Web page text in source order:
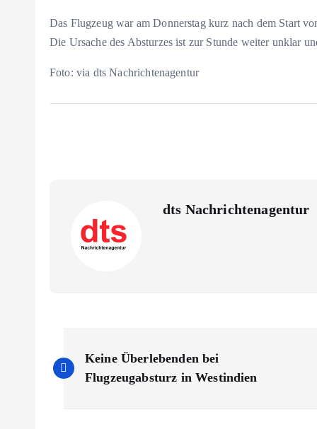
Das Flugzeug war am Donnerstag kurz nach dem Start
Die Ursache des Absturzes ist zur Stunde weiter unklar
Foto: via dts Nachrichtenagentur
dts Nachrichtenagentur
e
Keine Überlebenden bei
Flugzeugabsturz in Westindien